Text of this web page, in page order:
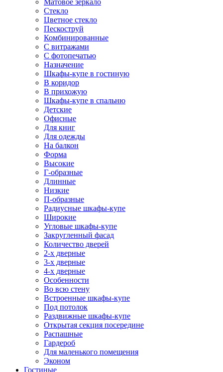
Матовое зеркало
Стекло
Цветное стекло
Пескоструй
Комбинированные
С витражами
С фотопечатью
Назначение
Шкафы-купе в гостиную
В коридор
В прихожую
Шкафы-купе в спальню
Детские
Офисные
Для книг
Для одежды
На балкон
Форма
Высокие
Г-образные
Длинные
Низкие
П-образные
Радиусные шкафы-купе
Широкие
Угловые шкафы-купе
Закругленный фасад
Количество дверей
2-х дверные
3-х дверные
4-х дверные
Особенности
Во всю стену
Встроенные шкафы-купе
Под потолок
Раздвижные шкафы-купе
Открытая секция посередине
Распашные
Гардероб
Для маленького помещения
Эконом
Гостиные